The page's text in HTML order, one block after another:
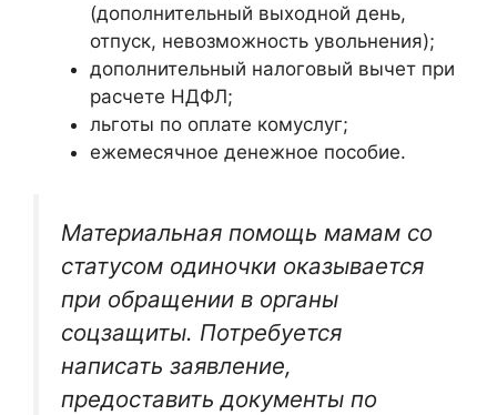
(дополнительный выходной день,
отпуск, невозможность увольнения);
дополнительный налоговый вычет при
расчете НДФЛ;
льготы по оплате комуслуг;
ежемесячное денежное пособие.
Материальная помощь мамам со
статусом одиночки оказывается
при обращении в органы
соцзащиты. Потребуется
написать заявление,
предоставить документы по